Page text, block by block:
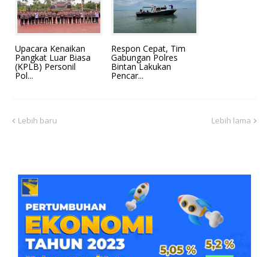
Upacara Kenaikan
Pangkat Luar Biasa
(KPLB) Personil
Pol...
Respon Cepat, Tim
Gabungan Polres
Bintan Lakukan
Pencar...
Lebih baru Lebih lama